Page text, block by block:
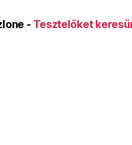
- Tesztelőket